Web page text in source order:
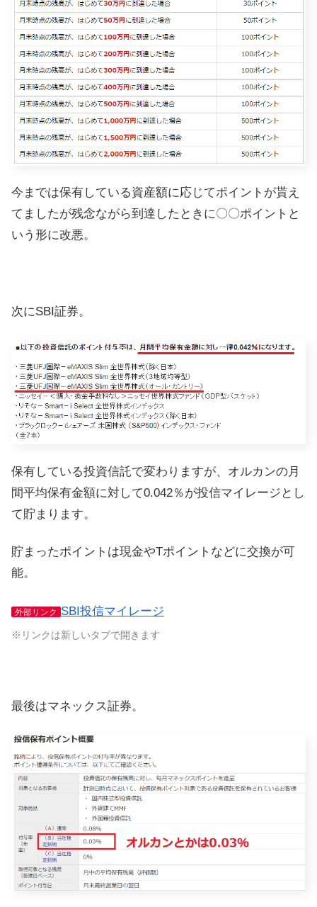
今までは保有している資産額に応じてポイントが貰え
てましたが残念ながら到達したときに〇〇ポイントと
いう形に改悪。
次にSBI証券。
保有している投資信託で変わりますが、オルカンの月
間平均保有金額に対して0.042％が投信マイレージとし
て貯まります。
貯まったポイントは現金やTポイントなどに交換が可
能。
外部リンク SBI投信マイレージ
※リンクは新しいタブで開きます
最後はマネックス証券。